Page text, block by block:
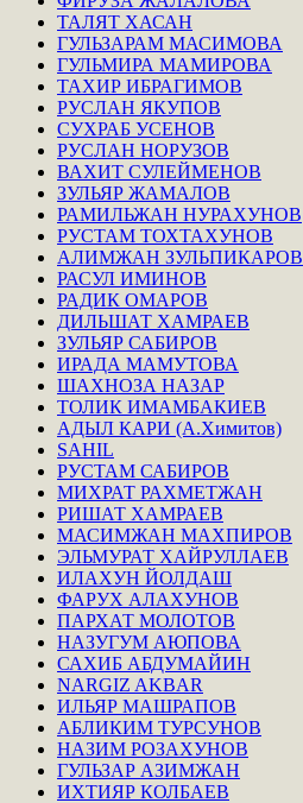
ТАЛЯТ ХАСАН
ГУЛЬЗАРАМ МАСИМОВА
ГУЛЬМИРА МАМИРОВА
ТАХИР ИБРАГИМОВ
РУСЛАН ЯКУПОВ
СУХРАБ УСЕНОВ
РУСЛАН НОРУЗОВ
ВАХИТ СУЛЕЙМЕНОВ
ЗУЛЬЯР ЖАМАЛОВ
РАМИЛЬЖАН НУРАХУНОВ
РУСТАМ ТОХТАХУНОВ
АЛИМЖАН ЗУЛЬПИКАРОВ
РАСУЛ ИМИНОВ
РАДИК ОМАРОВ
ДИЛЬШАТ ХАМРАЕВ
ЗУЛЬЯР САБИРОВ
ИРАДА МАМУТОВА
ШАХНОЗА НАЗАР
ТОЛИК ИМАМБАКИЕВ
АДЫЛ КАРИ (А.Химитов)
SAHIL
РУСТАМ САБИРОВ
МИХРАТ РАХМЕТЖАН
РИШАТ ХАМРАЕВ
МАСИМЖАН МАХПИРОВ
ЭЛЬМУРАТ ХАЙРУЛЛАЕВ
ИЛАХУН ЙОЛДАШ
ФАРУХ АЛАХУНОВ
ПАРХАТ МОЛОТОВ
НАЗУГУМ АЮПОВА
САХИБ АБДУМАЙИН
NARGIZ AKBAR
ИЛЬЯР МАШРАПОВ
АБЛИКИМ ТУРСУНОВ
НАЗИМ РОЗАХУНОВ
ГУЛЬЗАР АЗИМЖАН
ИХТИЯР КОЛБАЕВ